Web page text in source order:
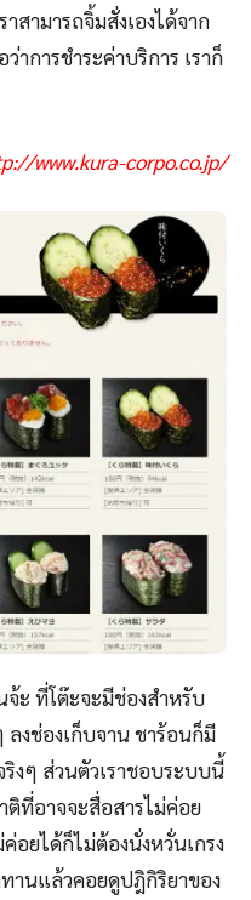
สามารถจิ้มสั่งเองได้จาก
าการชำระค่าบริการ เราก็
www.kura-corpo.co.jp/
ะ ที่โต๊ะจะมีช่องสำหรับ
งช่องเก็บจาน ชาร้อนก็มี
งๆ ส่วนตัวเราชอบระบบนี้
ติที่อาจจะสื่อสารไม่ค่อย
อยได้ก็ไม่ต้องนั่งหวั่นเกรง
ทานแล้วคอยดูปฎิกิริยาของ